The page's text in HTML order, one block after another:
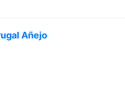
Añejo